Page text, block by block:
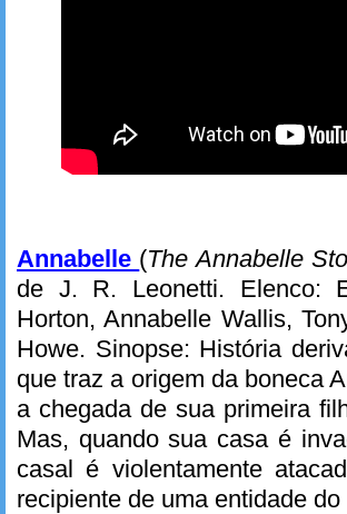
Annabelle (The Annabelle
de J. R. Leonetti. Elenco:
Horton, Annabelle Wallis,
Howe. Sinopse: História
que traz a origem da boneca
a chegada de sua primeira
Mas, quando sua casa é
casal é violentamente
recipiente de uma entidade do